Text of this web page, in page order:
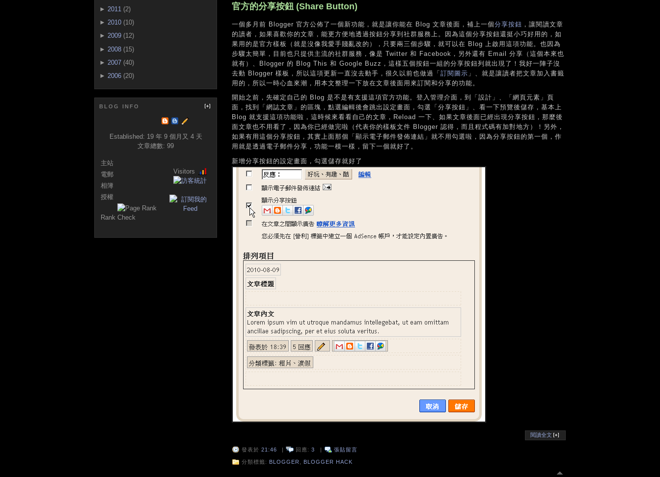
官方的分享按鈕 (Share Button)
一個多月前 Blogger 官方公佈了一個新功能，就是讓你能在 Blog 文章後面，補上一個分享按鈕 ，讓閱讀文章
的讀者，如果喜歡你的文章，能更方便地透過按鈕分享到社群服務上。因為這個分享按鈕還挺小巧好用的，如
果用的是官方樣板（就是沒像我愛手賤亂改的），只要兩三個步驟，就可以在 Blog 上啟用這項功能。也因為
步驟太簡單，目前也只提供主流的社群服務，像是 Twitter 和 Facebook，另外還有 Email 分享（這個本來也
就有）、Blogger 的 Blog This 和 Google Buzz，這樣五個按鈕一組的分享按鈕列就出現了！我好一陣子沒
去動 Blogger 樣板，所以這項更新一直沒去動手，很久以前也做過「訂閱圖示 」、就是讓讀者把文章加入書籤
用的，所以一時心血來潮，用本文整理一下放在文章後面用來訂閱和分享的功能。
開始之前，先確定自己的 Blog 是不是有支援這項官方功能。登入管理介面，到「設計」、「網頁元素」頁
面，找到「網誌文章」的區塊，點選編輯後會跳出設定畫面，勾選「分享按鈕」、看一下預覽後儲存，基本上
Blog 就支援這項功能啦，這時候來看看自己的文章，Reload 一下、如果文章後面已經出現分享按鈕，那麼後
面文章也不用看了，因為你已經做完啦（代表你的樣板文件 Blogger 認得，而且程式碼有加對地方）！另外，
如果有用這個分享按鈕，其實上面那個「顯示電子郵件發佈連結」就不用勾選啦，因為分享按鈕的第一個，作
用就是透過電子郵件分享，功能一模一樣，留下一個就好了。
新增分享按鈕的設定畫面，勾選儲存就好了
閱讀全文
發表於 21:46 | 回應: 3 | 張貼留言
分類標籤: BLOGGER BLOGGER HACK
► 2011 (2)
► 2010 (10)
► 2009 (12)
► 2008 (15)
► 2007 (40)
► 2006 (20)
BLOG INFO
Established: 19 年 9 個月又 4 天
文章總數: 99
主站
Visitors
電郵
相簿
授權
Rank